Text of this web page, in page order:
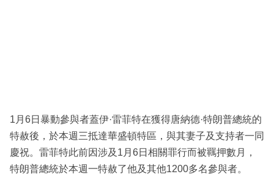
區
1月6日暴動參與者蓋伊·雷菲特在獲得唐納德·特朗普總統的
特赦後，於本週三抵達華盛頓特區，與其妻子及支持者一同
慶祝。雷菲特此前因涉及1月6日相關罪行而被羈押數月，
特朗普總統於本週一特赦了他及其他1200多名參與者。